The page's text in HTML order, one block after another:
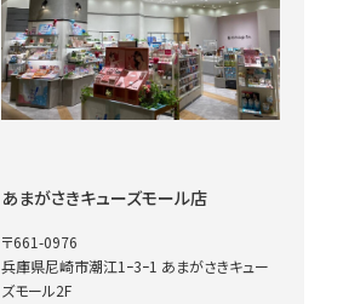
あまがさきキューズモール店
〒661-0976
兵庫県尼崎市潮江1ｰ3ｰ1 あまがさきキュー
ズモール2F